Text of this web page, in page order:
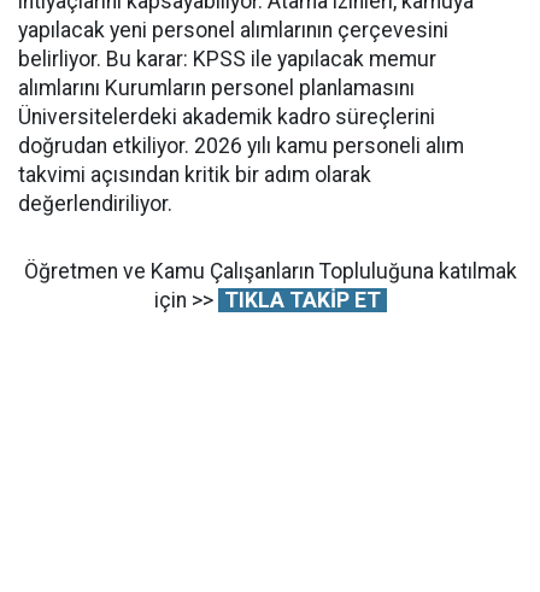
yapılacak yeni personel alımlarının çerçevesini
belirliyor. Bu karar: KPSS ile yapılacak memur
alımlarını Kurumların personel planlamasını
Üniversitelerdeki akademik kadro süreçlerini
doğrudan etkiliyor. 2026 yılı kamu personeli alım
takvimi açısından kritik bir adım olarak
değerlendiriliyor.
Öğretmen ve Kamu Çalışanların Topluluğuna katılmak
için >> TIKLA TAKİP ET